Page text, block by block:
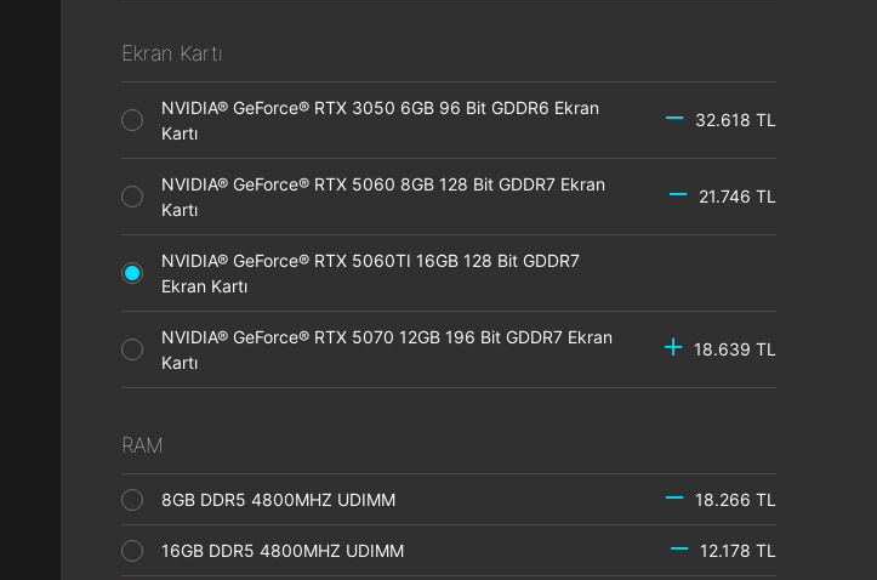
Ekran Kartı
NVIDIA® GeForce® RTX 3050 6GB 96 Bit GDDR6 Ekran
Kartı
32.618 TL
NVIDIA® GeForce® RTX 5060 8GB 128 Bit GDDR7 Ekran
Kartı
21.746 TL
NVIDIA® GeForce® RTX 5060TI 16GB 128 Bit GDDR7
Ekran Kartı
NVIDIA® GeForce® RTX 5070 12GB 196 Bit GDDR7 Ekran
Kartı
18.639 TL
RAM
8GB DDR5 4800MHZ UDIMM 18.266 TL
16GB DDR5 4800MHZ UDIMM 12.178 TL